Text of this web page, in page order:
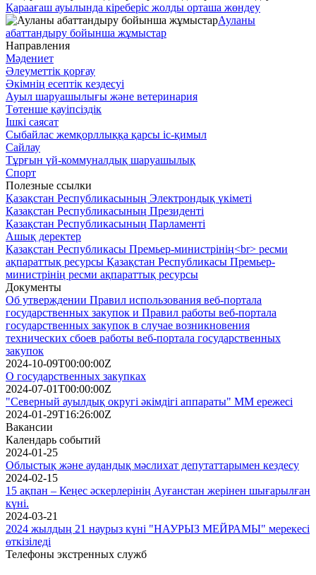
Қараағаш ауылында кіреберіс жолды орташа жөндеу
Ауланы
абаттандыру бойынша жұмыстар
Направления
Мәдениет
Әлеуметтік қорғау
Әкімнің есептік кездесуі
Ауыл шаруашылығы және ветеринария
Төтенше қауіпсіздік
Ішкі саясат
Сыбайлас жемқорллыққа қарсы іс-қимыл
Сайлау
Тұрғын үй-коммуналдық шаруашылық
Спорт
Полезные ссылки
Қазақстан Республикасының Электрондық үкіметі
Қазақстан Республикасының Президенті
Қазақстан Республикасының Парламенті
Ашық деректер
Қазақстан Республикасы Премьер-министрінің<br> ресми
ақпараттық ресурсы Қазақстан Республикасы Премьер-
министрінің ресми ақпараттық ресурсы
Документы
Об утверждении Правил использования веб-портала
государственных закупок и Правил работы веб-портала
государственных закупок в случае возникновения
технических сбоев работы веб-портала государственных
закупок
2024-10-09T00:00:00Z
О государственных закупках
2024-07-01T00:00:00Z
"Северный ауылдық округі әкімдігі аппараты" ММ ережесі
2024-01-29T16:26:00Z
Вакансии
Календарь событий
2024-01-25
Облыстық және аудандық мәслихат депутаттарымен кездесу
2024-02-15
15 ақпан – Кеңес әскерлерінің Ауғанстан жерінен шығарылған
күні.
2024-03-21
2024 жылдың 21 наурыз күні "НАУРЫЗ МЕЙРАМЫ" мерекесі
өткізіледі
Телефоны экстренных служб